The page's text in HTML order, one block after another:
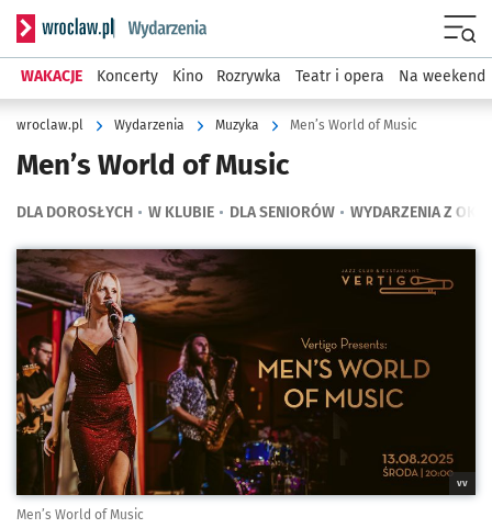
Serwis informacyjny wroclaw.pl podserwis: Wydarzenia
WAKACJE Koncerty Kino Rozrywka Teatr i opera Na weekend
wroclaw.pl Wydarzenia Muzyka Men’s World of Music
Men’s World of Music
DLA DOROSŁYCH W KLUBIE DLA SENIORÓW WYDARZENIA Z
Kliknij, aby powiększyć
vv
Men’s World of Music